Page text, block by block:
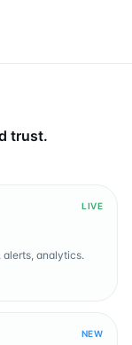
trust.
LIVE
alerts, analytics.
NEW